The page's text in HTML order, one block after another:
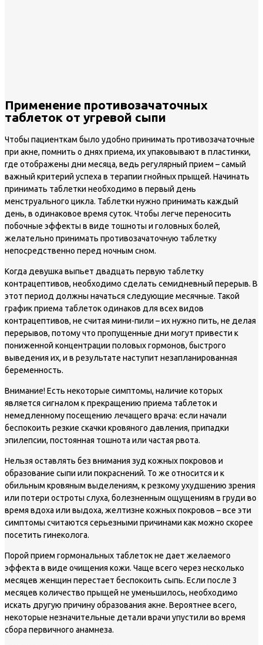
Применение противозачаточных
таблеток от угревой сыпи
Чтобы пациенткам было удобно принимать противозачаточные
при акне, помнить о днях приема, их упаковывают в пластинки,
где отображены дни месяца, ведь регулярный прием – самый
важный критерий успеха в терапии гнойных прыщей. Начинать
принимать таблетки необходимо в первый день
менструального цикла. Таблетки нужно принимать каждый
день, в одинаковое время суток. Чтобы легче переносить
побочные эффекты в виде тошноты и головных болей,
желательно принимать противозачаточную таблетку
непосредственно перед ночным сном.
Когда девушка выпьет двадцать первую таблетку
контрацептивов, необходимо сделать семидневный перерыв. В
этот период должны начаться следующие месячные. Такой
график приема таблеток одинаков для всех видов
контрацептивов, не считая мини-пили – их нужно пить, не делая
перерывов, потому что пропущенные дни могут привести к
пониженной концентрации половых гормонов, быстрого
выведения их, и в результате наступит незапланированная
беременность.
Внимание!Есть некоторые симптомы, наличие которых
является сигналом к прекращению приема таблеток и
немедленному посещению лечащего врача: если начали
беспокоить резкие скачки кровяного давления, припадки
эпилепсии, постоянная тошнота или частая рвота.
Нельзя оставлять без внимания зуд кожных покровов и
образование сыпи или покраснений. То же относится и к
обильным кровяным выделениям, к резкому ухудшению зрения
или потери остроты слуха, болезненным ощущениям в груди во
время вдоха или выдоха, желтизне кожных покровов – все эти
симптомы считаются серьезными причинами как можно скорее
посетить гинеколога.
Порой прием гормональных таблеток не дает желаемого
эффекта в виде очищения кожи. Чаще всего через несколько
месяцев женщин перестает беспокоить сыпь. Если после 3
месяцев количество прыщей не уменьшилось, необходимо
искать другую причину образования акне. Вероятнее всего,
некоторые незначительные детали врачи упустили во время
сбора первичного анамнеза.